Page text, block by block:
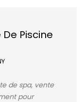
Piscine
de spa, vente
pour